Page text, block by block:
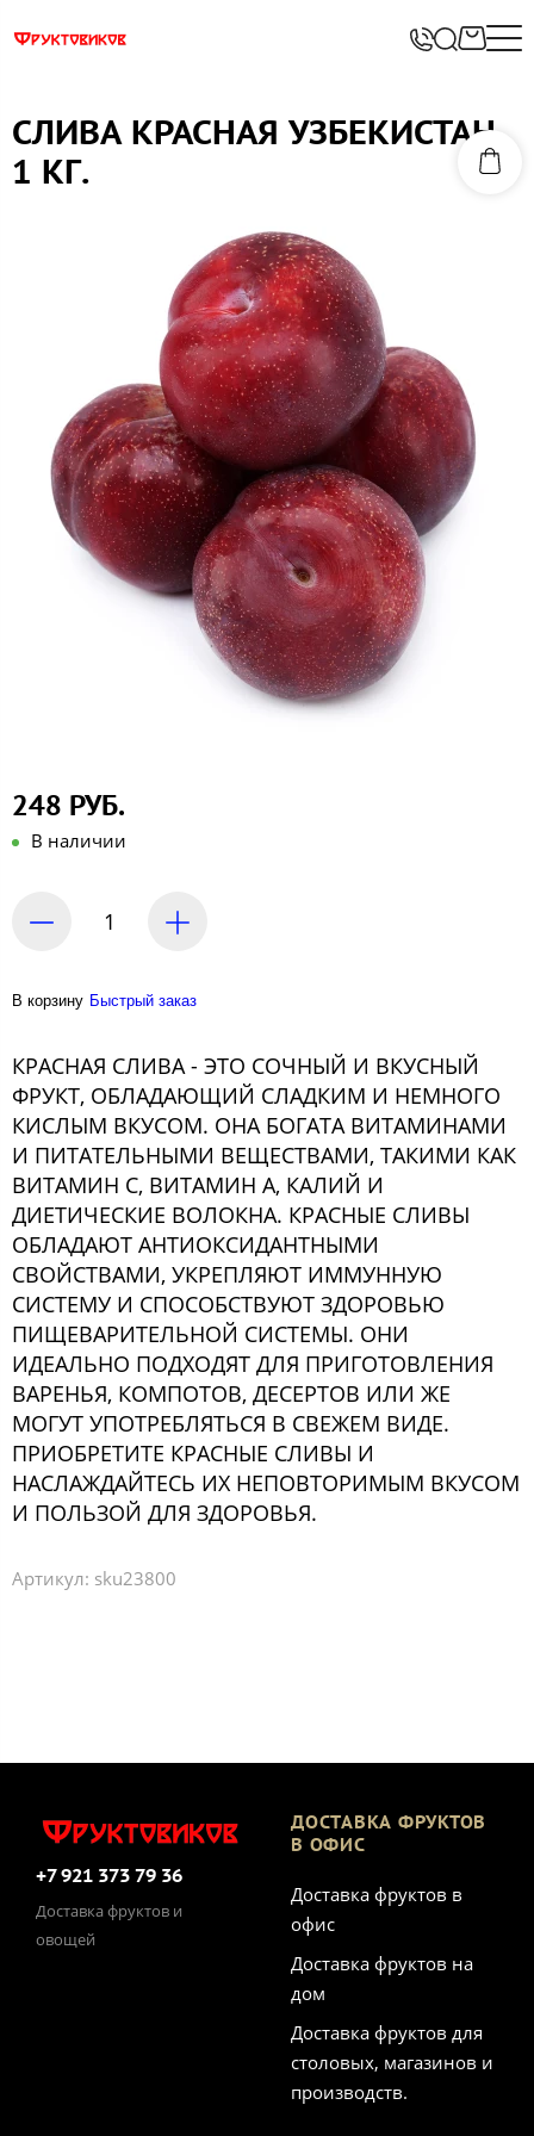
СЛИВА КРАСНАЯ УЗБЕКИСТАН
1 КГ.
248 РУБ.
В наличии
В корзину Быстрый заказ
КРАСНАЯ СЛИВА - ЭТО СОЧНЫЙ И ВКУСНЫЙ
ФРУКТ, ОБЛАДАЮЩИЙ СЛАДКИМ И НЕМНОГО
КИСЛЫМ ВКУСОМ. ОНА БОГАТА ВИТАМИНАМИ
И ПИТАТЕЛЬНЫМИ ВЕЩЕСТВАМИ, ТАКИМИ КАК
ВИТАМИН С, ВИТАМИН А, КАЛИЙ И
ДИЕТИЧЕСКИЕ ВОЛОКНА. КРАСНЫЕ СЛИВЫ
ОБЛАДАЮТ АНТИОКСИДАНТНЫМИ
СВОЙСТВАМИ, УКРЕПЛЯЮТ ИММУННУЮ
СИСТЕМУ И СПОСОБСТВУЮТ ЗДОРОВЬЮ
ПИЩЕВАРИТЕЛЬНОЙ СИСТЕМЫ. ОНИ
ИДЕАЛЬНО ПОДХОДЯТ ДЛЯ ПРИГОТОВЛЕНИЯ
ВАРЕНЬЯ, КОМПОТОВ, ДЕСЕРТОВ ИЛИ ЖЕ
МОГУТ УПОТРЕБЛЯТЬСЯ В СВЕЖЕМ ВИДЕ.
ПРИОБРЕТИТЕ КРАСНЫЕ СЛИВЫ И
НАСЛАЖДАЙТЕСЬ ИХ НЕПОВТОРИМЫМ ВКУСОМ
И ПОЛЬЗОЙ ДЛЯ ЗДОРОВЬЯ.
Артикул: sku23800
+7 921 373 79 36
Доставка фруктов и
овощей
ДОСТАВКА ФРУКТОВ
В ОФИС
Доставка фруктов в
офис
Доставка фруктов на
дом
Доставка фруктов для
столовых, магазинов и
производств.